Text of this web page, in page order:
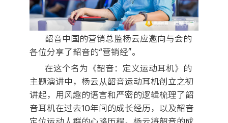
韶音中国的营销总监杨云应邀向与会的
各位分享了韶音的“营销经”。
在这个名为《韶音：定义运动耳机》的
主题演讲中，杨云从韶音运动耳机创立之初
讲起，用风趣的语言和严密的逻辑梳理了韶
音耳机在过去10年间的成长经历，以及韶音